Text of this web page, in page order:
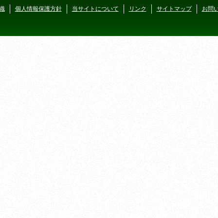
個人情報保護方針 当サイトについて リンク サイトマップ お問